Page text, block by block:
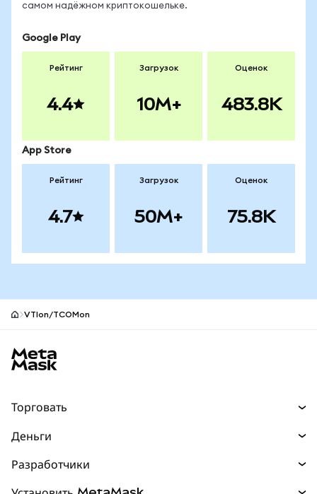
самом надёжном криптокошельке.
Google Play
Рейтинг
4.4
Загрузок
10M+
Оценок
483.8K
App Store
Рейтинг
4.7
Загрузок
50M+
Оценок
75.8K
VTIon/TCOMon
Торговать
Прогнозы
Деньги
Разработчики